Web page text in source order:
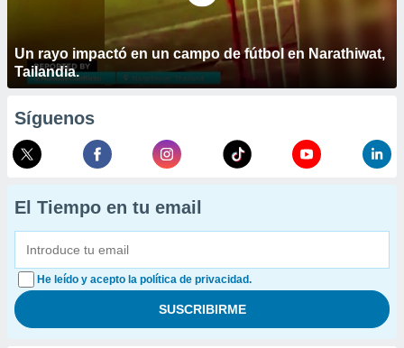
Un rayo impactó en un campo de fútbol en Narathiwat,
Tailandia.
Síguenos
El Tiempo en tu email
He leído y acepto la política de privacidad.